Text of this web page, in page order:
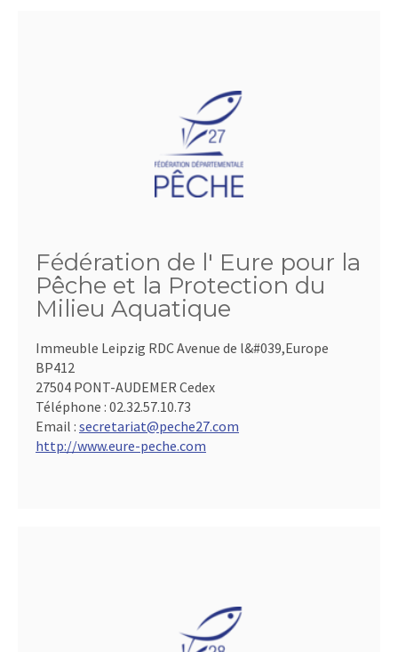
Fédération de l' Eure pour la
Pêche et la Protection du
Milieu Aquatique
Immeuble Leipzig RDC Avenue de l&#039,Europe
BP412
27504 PONT-AUDEMER Cedex
Téléphone : 02.32.57.10.73
Email : secretariat@peche27.com
http://www.eure-peche.com